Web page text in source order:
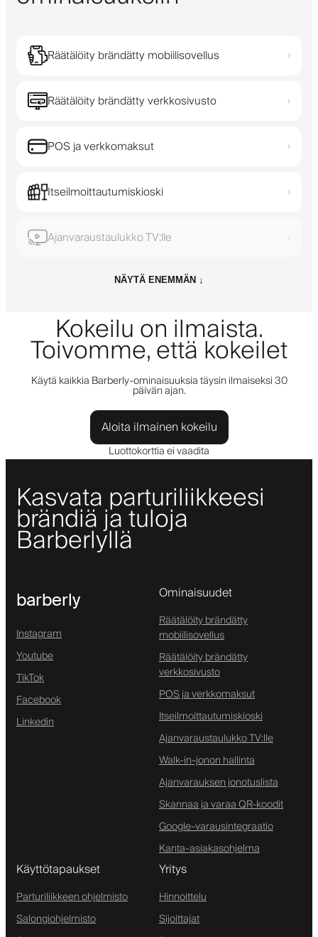
Räätälöity brändätty mobiilisovellus ›
Räätälöity brändätty verkkosivusto ›
POS ja verkkomaksut ›
Itseilmoittautumiskioski ›
Ajanvaraustaulukko TV:lle ›
NÄYTÄ ENEMMÄN ↓
Kokeilu on ilmaista.
Toivomme, että kokeilet
Käytä kaikkia Barberly-ominaisuuksia täysin ilmaiseksi 30
päivän ajan.
Aloita ilmainen kokeilu
Luottokorttia ei vaadita
Kasvata parturiliikkeesi
brändiä ja tuloja
Barberlyllä
barberly
Instagram
Youtube
TikTok
Facebook
Linkedin
Ominaisuudet
Räätälöity brändätty
mobiilisovellus
Räätälöity brändätty
verkkosivusto
POS ja verkkomaksut
Itseilmoittautumiskioski
Ajanvaraustaulukko TV:lle
Walk-in-jonon hallinta
Ajanvarauksen jonotuslista
Skannaa ja varaa QR-koodit
Google-varausintegraatio
Kanta-asiakasohjelma
Käyttötapaukset
Parturiliikkeen ohjelmisto
Salongiohjelmisto
Yritys
Hinnoittelu
Sijoittajat